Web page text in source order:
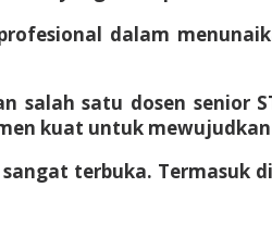
dalam
satu dosen senior
kuat untuk mewujudkan
terbuka. Termasuk